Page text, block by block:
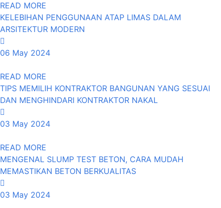
READ MORE
KELEBIHAN PENGGUNAAN ATAP LIMAS DALAM
ARSITEKTUR MODERN
06 May 2024
READ MORE
TIPS MEMILIH KONTRAKTOR BANGUNAN YANG SESUAI
DAN MENGHINDARI KONTRAKTOR NAKAL
03 May 2024
READ MORE
MENGENAL SLUMP TEST BETON, CARA MUDAH
MEMASTIKAN BETON BERKUALITAS
03 May 2024